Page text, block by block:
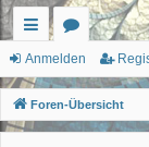
ch
ne
llz
or
en
Anmelden
Foren-Übersicht